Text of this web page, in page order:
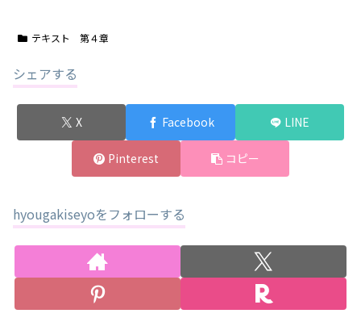
テキスト 第４章
シェアする
X Facebook LINE
Pinterest コピー
hyougakiseyoをフォローする